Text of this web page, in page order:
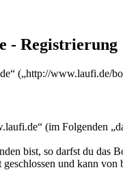
- Registrierung
(„http://www.laufi.de/
(im Folgenden
bist, so darfst du
und kann